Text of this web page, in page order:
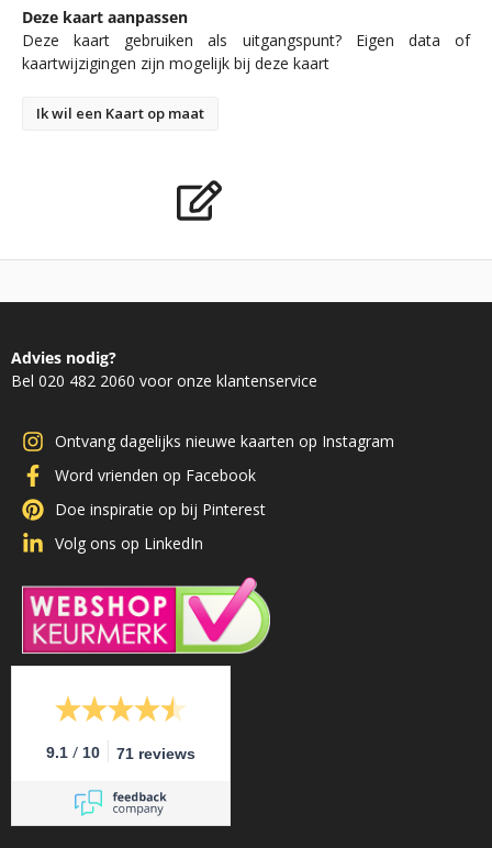
Deze kaart aanpassen
Deze kaart gebruiken als uitgangspunt? Eigen data of
kaartwijzigingen zijn mogelijk bij deze kaart
Ik wil een Kaart op maat
Advies nodig?
Bel 020 482 2060 voor onze klantenservice
Ontvang dagelijks nieuwe kaarten op Instagram
Word vrienden op Facebook
Doe inspiratie op bij Pinterest
Volg ons op LinkedIn
9.1 / 10 71 reviews